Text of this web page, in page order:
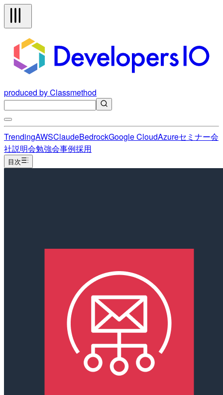
produced by Classmethod
TrendingAWSClaudeBedrockGoogle CloudAzureセミナー会
社説明会勉強会事例採用
目次